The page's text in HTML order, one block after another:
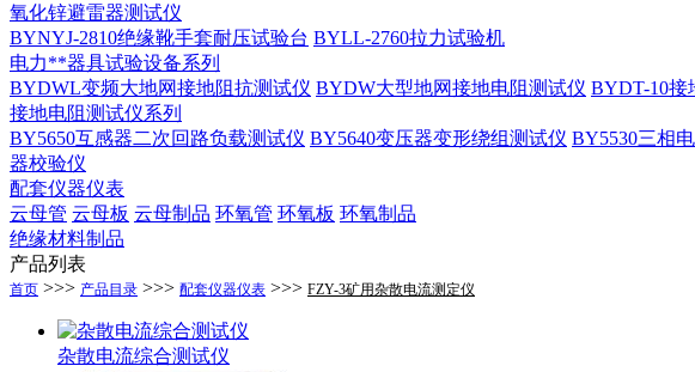
氧化锌避雷器测试仪
BYNYJ-2810绝缘靴手套耐压试验台 BYLL-2760拉力试验机
电力**器具试验设备系列
BYDWL变频大地网接地阻抗测试仪 BYDW大型地网接地电阻测试仪 BYDT-10接
接地电阻测试仪系列
BY5650互感器二次回路负载测试仪 BY5640变压器变形绕组测试仪 BY5530三相
器校验仪
配套仪器仪表
云母管 云母板 云母制品 环氧管 环氧板 环氧制品
绝缘材料制品
产品列表
首页 >>> 产品目录 >>> 配套仪器仪表 >>> FZY-3矿用杂散电流测定仪
杂散电流综合测试仪